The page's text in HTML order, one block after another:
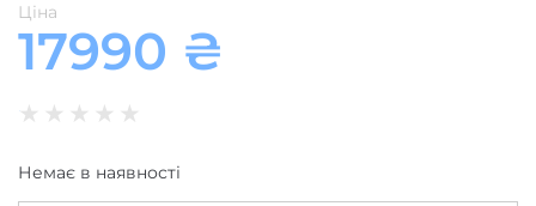
Ціна
17990 ₴
★ ★ ★ ★ ★
Немає в наявності